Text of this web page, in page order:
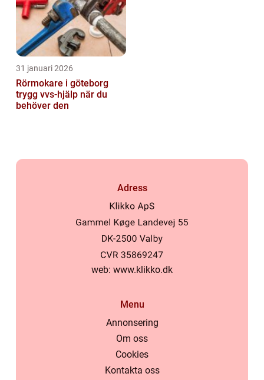
31 januari 2026
Rörmokare i göteborg
trygg vvs-hjälp när du
behöver den
Adress
web: www.klikko.dk
Menu
Annonsering
Om oss
Cookies
Kontakta oss